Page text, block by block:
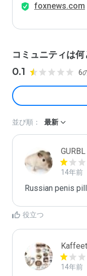
foxnews.com
コミュニティは
0.1 6
並び順： 最新
GURBL
14年前
Russian penis
役立つ
14年前